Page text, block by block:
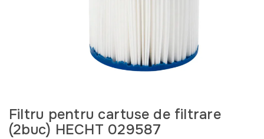
Filtru pentru cartuse de filtrare
(2buc) HECHT 029587